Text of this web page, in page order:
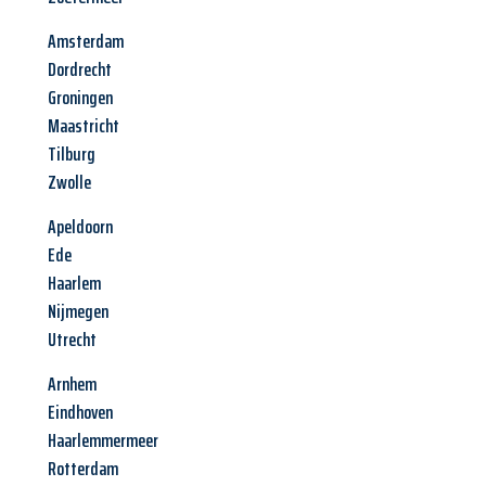
Amsterdam
Dordrecht
Groningen
Maastricht
Tilburg
Zwolle
Apeldoorn
Ede
Haarlem
Nijmegen
Utrecht
Arnhem
Eindhoven
Haarlemmermeer
Rotterdam